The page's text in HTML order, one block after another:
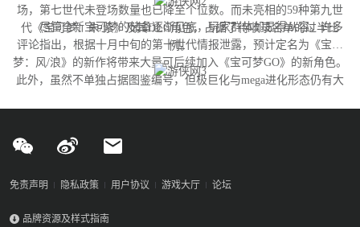
场，第七世代未登场数量也已降至个位数。而未亮相的59种第九世
代《宝可梦：朱/紫》及其DLC角色，占据了待收录名单的过半比
例。
尽管全新宝可梦的储备逐渐见底，玩家群体却显得从容。许多
评论指出，根据十月中旬的第十世代情报泄露，预计定名为《宝可
梦：风/浪》的新作将带来大量可后续加入《宝可梦GO》的新角色。
此外，虽然不单独占据图鉴编号，但极巨化与mega进化形态仍有大
免责声明 隐私政策 用户协议 游戏大厅 论坛
品牌资源及样式指南